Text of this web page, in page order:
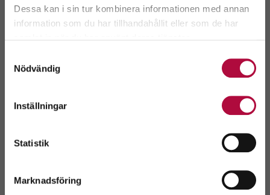
Dessa kan i sin tur kombinera informationen med annan
information som du har tillhandahållit eller som de har
Nödvändig
Inställningar
Statistik
Marknadsföring
Avvikande öppettider v. 29
Allvarligt läge i
Västra götaland